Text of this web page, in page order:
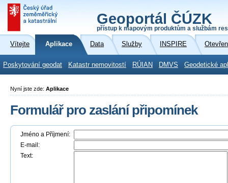
Geoportál ČÚZK
přístup k mapovým produktům a službám
Vítejte Aplikace Data Služby INSPIRE
Poskytování geodat Katastr nemovitostí RÚIAN DMVS Geodetické
Nyní jste zde: Aplikace
Formulář pro zaslání připomínek
Jméno a Příjmení:
E-mail:
Text: